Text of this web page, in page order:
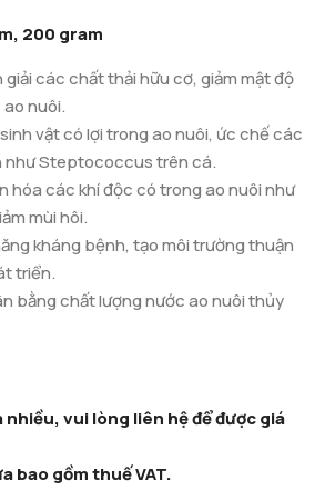
200 gram
giải các chất thải hữu cơ, giảm mật độ
nuôi.
vật có lợi trong ao nuôi, ức chế các
như Steptococcus trên cá.
hóa các khí độc có trong ao nuôi như
mùi hôi.
kháng bệnh, tạo môi trường thuận
triển.
bằng chất lượng nước ao nuôi thủy
nhiều, vui lòng liên hệ để được giá
bao gồm thuế VAT.